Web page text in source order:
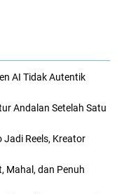
AI Tidak Autentik
Andalan Setelah Satu
Jadi Reels, Kreator
Mahal, dan Penuh